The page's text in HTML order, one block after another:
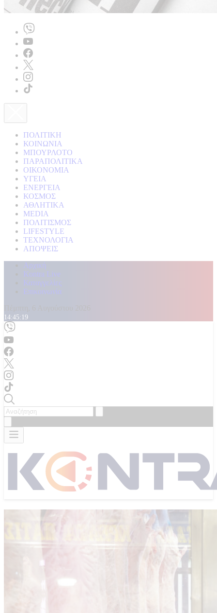
ΠΟΛΙΤΙΚΗ
ΚΟΙΝΩΝΙΑ
ΜΠΟΥΡΛΟΤΟ
ΠΑΡΑΠΟΛΙΤΙΚΑ
ΟΙΚΟΝΟΜΙΑ
ΥΓΕΙΑ
ΕΝΕΡΓΕΙΑ
ΚΟΣΜΟΣ
ΑΘΛΗΤΙΚΑ
MEDIA
ΠΟΛΙΤΙΣΜΟΣ
LIFESTYLE
ΤΕΧΝΟΛΟΓΙΑ
ΑΠΟΨΕΙΣ
Αρχική
Kontra Live
Καταγγελίες
Επικοινωνία
14:45:21